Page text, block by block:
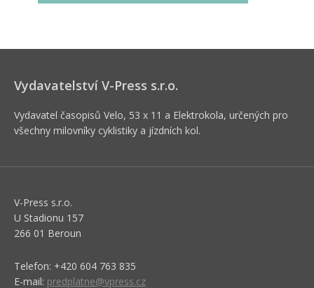
Vydavatelství V-Press s.r.o.
Vydavatel časopisů Velo, 53 x 11 a Elektrokola, určených pro
všechny milovníky cyklistiky a jízdních kol.
V-Press s.r.o.
U Stadionu 157
266 01 Beroun
Telefon: +420 604 763 835
E-mail: predplatne@vpress.cz